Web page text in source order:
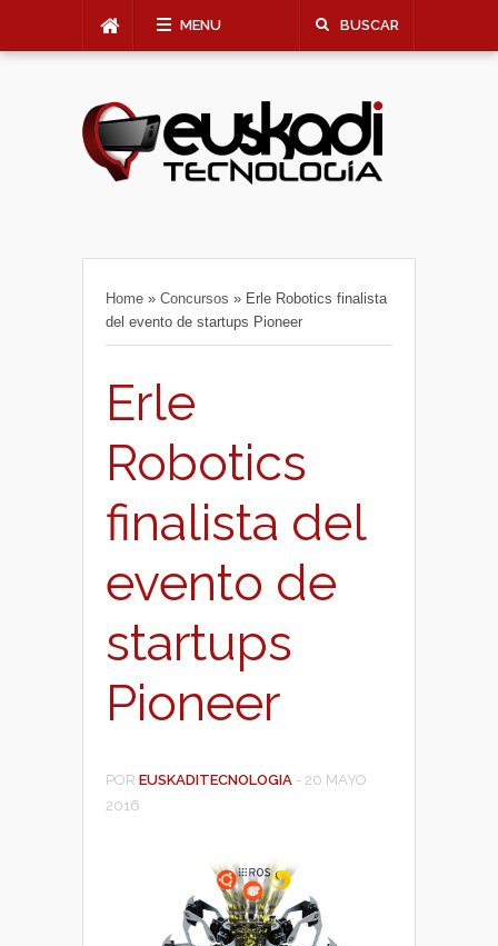
MENU BUSCAR
Home » Concursos » Erle Robotics finalista
del evento de startups Pioneer
Erle
Robotics
finalista del
evento de
startups
Pioneer
POR EUSKADITECNOLOGIA - 20 MAYO
2016